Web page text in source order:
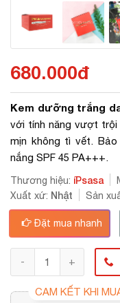
680.000đ
Kem dưỡng trắng
với tính năng vượt trội
mịn không tì vết.
nắng SPF 45 PA+++.
Thương hiệu: íPsasa
Xuất xứ: Nhật Sản
Đặt mua nhanh
CAM KẾT KHI